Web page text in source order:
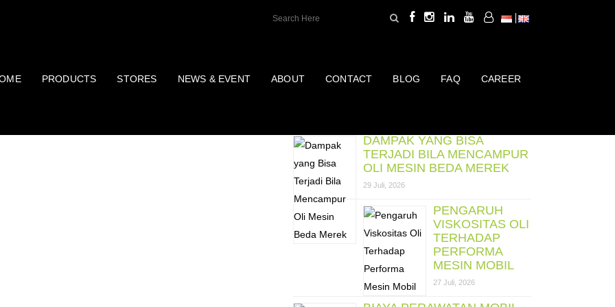
PRODUCTS STORES NEWS & EVENT ABOUT CONTACT BLOG FAQ CAREER
DAMPAK YANG BISA
TERJADI BILA MENCAMPUR
OLI MESIN BEDA MEREK
29 Juli, 2026
PENGARUH
VISKOSITAS OLI
TERHADAP
PERFORMA
MESIN MOBIL
27 Juli, 2026